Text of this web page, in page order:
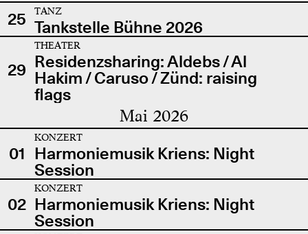
25
TANZ
Tankstelle Bühne 2026
29
THEATER
Residenzsharing: Aldebs / Al
Hakim / Caruso / Zünd: raising
flags
Mai 2026
01
KONZERT
Harmoniemusik Kriens: Night
Session
02
KONZERT
Harmoniemusik Kriens: Night
Session